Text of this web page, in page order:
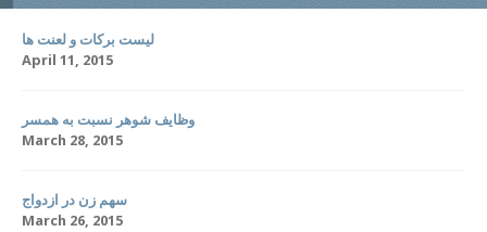
لیست برکات و لعنت ها
April 11, 2015
وظایف شوهر نسبت به همسر
March 28, 2015
سهم زن در ازدواج
March 26, 2015